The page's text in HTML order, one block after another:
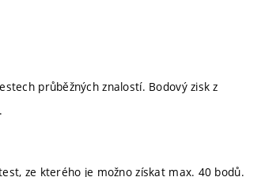
průběžných znalostí. Bodový zisk z
ze kterého je možno získat max. 40 bodů.